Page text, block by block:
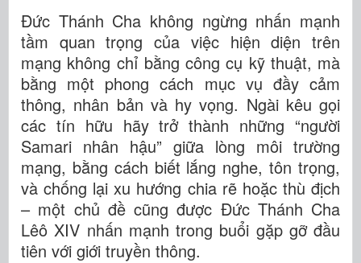
Đức Thánh Cha không ngừng nhấn mạnh
tầm quan trọng của việc hiện diện trên
mạng không chỉ bằng công cụ kỹ thuật, mà
bằng một phong cách mục vụ đầy cảm
thông, nhân bản và hy vọng. Ngài kêu gọi
các tín hữu hãy trở thành những “người
Samari nhân hậu” giữa lòng môi trường
mạng, bằng cách biết lắng nghe, tôn trọng,
và chống lại xu hướng chia rẽ hoặc thù địch
– một chủ đề cũng được Đức Thánh Cha
Lêô XIV nhấn mạnh trong buổi gặp gỡ đầu
tiên với giới truyền thông.